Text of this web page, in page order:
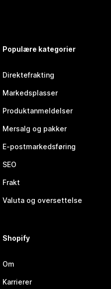
Populære kategorier
Direktefrakting
Markedsplasser
Produktanmeldelser
Mersalg og pakker
E-postmarkedsføring
SEO
Frakt
Valuta og oversettelse
Shopify
Om
Karrierer